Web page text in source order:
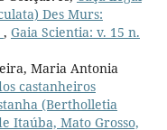
Des Murs:
, Gaia Scientia: v. 15 n.
Maria Antonia
castanheiros
(Bertholletia
Itaúba, Mato Grosso,